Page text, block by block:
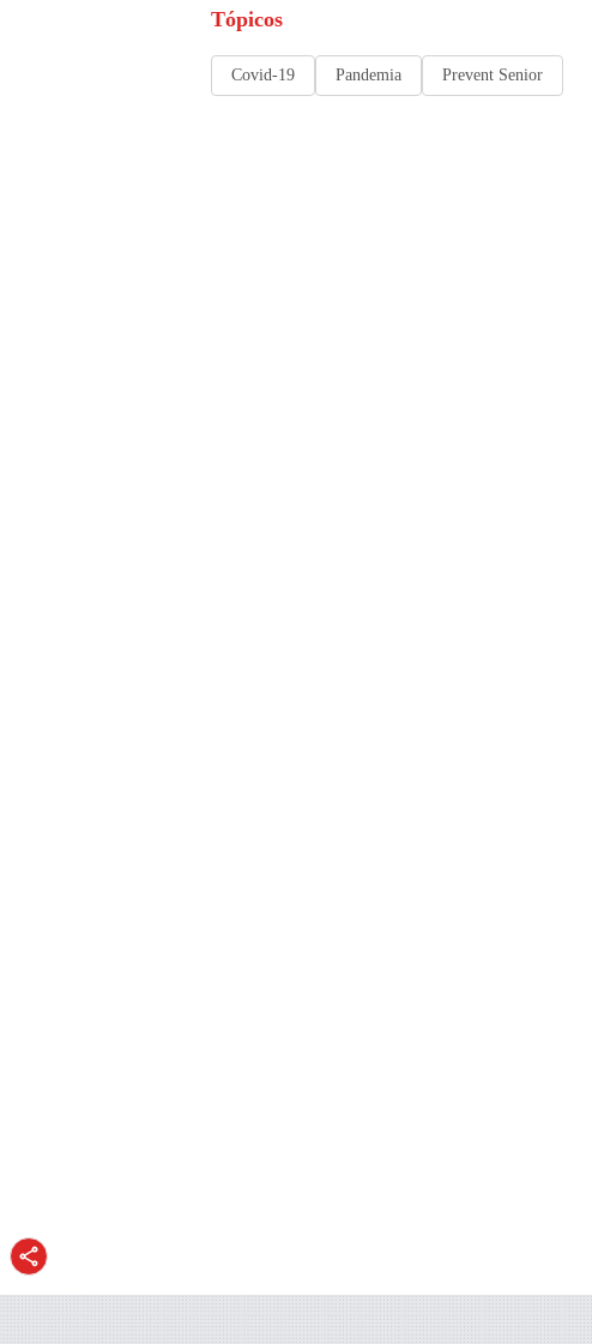
Tópicos
Covid-19 Pandemia Prevent Senior